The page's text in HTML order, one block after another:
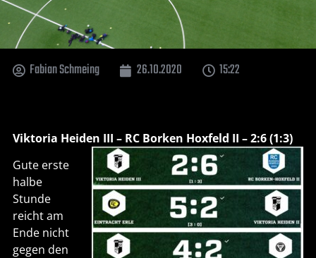
Fabian Schmeing 26.10.2020 15:22
Viktoria Heiden III – RC Borken Hoxfeld II – 2:6 (1:3)
Gute erste
halbe
Stunde
reicht am
Ende nicht
gegen den